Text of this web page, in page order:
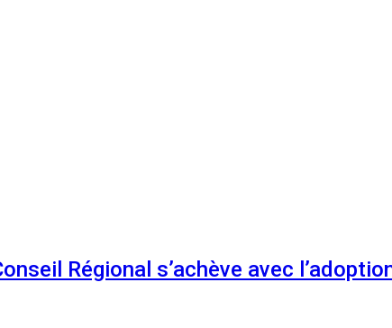
Régional s’achève avec